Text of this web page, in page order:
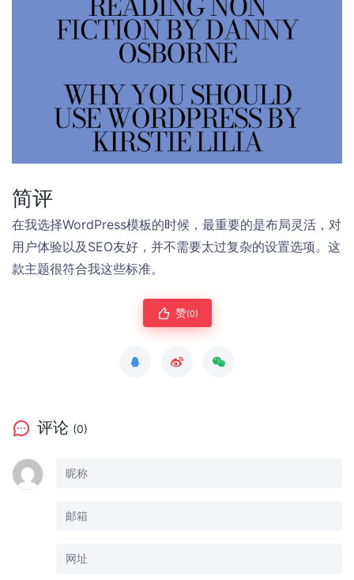
简评
在我选择WordPress模板的时候，最重要的是布局灵活，对
用户体验以及SEO友好，并不需要太过复杂的设置选项。这
款主题很符合我这些标准。
赞(0)
评论 (0)